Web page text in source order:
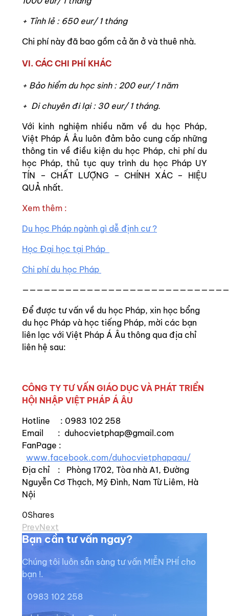
+ Tỉnh lẻ : 650 eur/ 1 tháng
Chi phí này đã bao gồm cả ăn ở và thuê nhà.
VI. CÁC CHI PHÍ KHÁC
+ Bảo hiểm du học sinh : 200 eur/ 1 năm
+ Di chuyên đi lại : 30 eur/ 1 tháng.
Với kinh nghiệm nhiều năm về du học Pháp,
Việt Pháp Á Âu luôn đảm bảo cung cấp những
thông tin về điều kiện du học Pháp, chi phí du
học Pháp, thủ tục quy trình du học Pháp UY
TÍN – CHẤT LƯỢNG – CHÍNH XÁC – HIỆU
QUẢ nhất.
Xem thêm :
Du học Pháp ngành gì dễ định cư ?
Học Đại học tại Pháp
Chi phí du học Pháp
Để được tư vấn về du học Pháp, xin học bổng
du học Pháp và học tiếng Pháp, mời các bạn
liên lạc với Việt Pháp Á Âu thông qua địa chỉ
liên hệ sau:
CÔNG TY TƯ VẤN GIÁO DỤC VÀ PHÁT TRIỂN
HỘI NHẬP VIỆT PHÁP Á ÂU
Hotline : 0983 102 258
Email : duhocvietphap@gmail.com
FanPage :
www.facebook.com/duhocvietphapaau/
Địa chỉ : Phòng 1702, Tòa nhà A1, Đường
Nguyễn Cơ Thạch, Mỹ Đình, Nam Từ Liêm, Hà
Nội
0Shares
PrevNext
Bạn cần tư vấn ngay?
Chúng tôi luôn sẵn sàng tư vấn MIỄN PHÍ cho
bạn !.
0983 102 258